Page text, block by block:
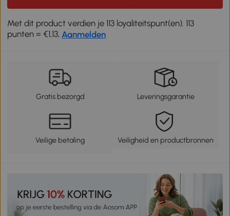
Met dit product verdien je 113 loyaliteitspunt(en). 113
punten = €1,13, Aanmelden
Gratis bezorgd Leveringsgarantie
Veilige betaling Veiligheid en productbronnen